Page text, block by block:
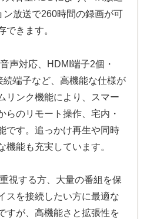
放送で260時間の録画が可
できます。
声対応、HDMI端子2個・
端子など、高機能な仕様が
リンク機能により、スマー
らのリモート操作、宅内・
です。追っかけ再生や同時
機能も充実しています。
視する方、大量の番組を保
スを接続したい方に最適な
すが、高機能さと拡張性を